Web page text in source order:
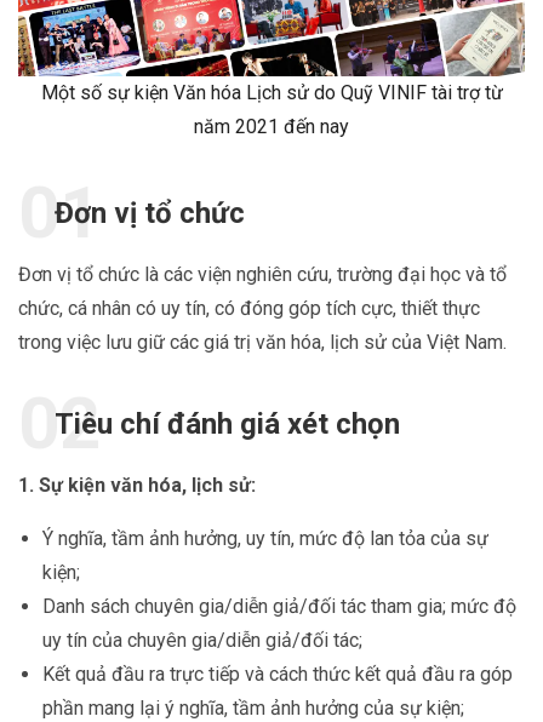
Một số sự kiện Văn hóa Lịch sử do Quỹ VINIF tài trợ từ
năm 2021 đến nay
Đơn vị tổ chức
Đơn vị tổ chức là các viện nghiên cứu, trường đại học và tổ
chức, cá nhân có uy tín, có đóng góp tích cực, thiết thực
trong việc lưu giữ các giá trị văn hóa, lịch sử của Việt Nam.
Tiêu chí đánh giá xét chọn
1. Sự kiện văn hóa, lịch sử:
Ý nghĩa, tầm ảnh hưởng, uy tín, mức độ lan tỏa của sự
kiện;
Danh sách chuyên gia/diễn giả/đối tác tham gia; mức độ
uy tín của chuyên gia/diễn giả/đối tác;
Kết quả đầu ra trực tiếp và cách thức kết quả đầu ra góp
phần mang lại ý nghĩa, tầm ảnh hưởng của sự kiện;